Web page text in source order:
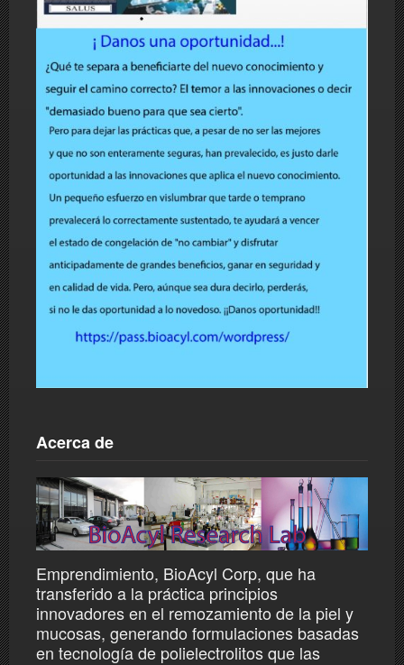
Acerca de
Emprendimiento, BioAcyl Corp, que ha
transferido a la práctica principios
innovadores en el remozamiento de la piel y
mucosas, generando formulaciones basadas
en tecnología de polielectrolitos que las